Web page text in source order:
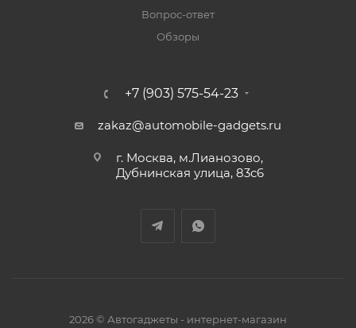
Вопрос-ответ
Обзоры
+7 (903) 575-54-23
zakaz@automobile-gadgets.ru
г. Москва, м.Лианозово,
Дубнинская улица, 83с6
2026 © Автогаджеты - интернет-магазин